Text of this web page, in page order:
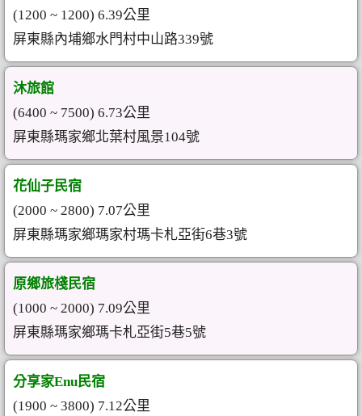
(1200 ~ 1200) 6.39公里
屏東縣內埔鄉水門村中山路339號
沐旅館
(6400 ~ 7500) 6.73公里
屏東縣瑪家鄉北葉村風景104號
花仙子民宿
(2000 ~ 2800) 7.07公里
屏東縣瑪家鄉瑪家村瑪卡札亞街6巷3號
原鄉旅棧民宿
(1000 ~ 2000) 7.09公里
屏東縣瑪家鄉瑪卡札亞街5巷5號
分享家Enu民宿
(1900 ~ 3800) 7.12公里